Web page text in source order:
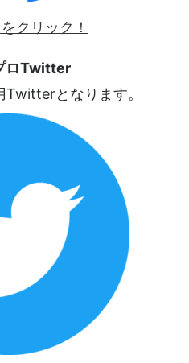
クリック！
ロTwitter
Twitterとなります。